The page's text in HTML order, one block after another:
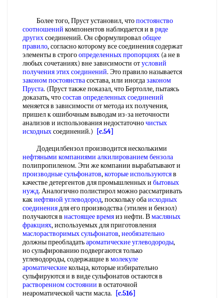
Более того, Пруст установил, чтопостоянство
соотношений компонентов наблюдается и в ряде
другихсоединений. Он сформулировалобщее
правило, согласно которому все соединения содержат
элементы в строгоопределенных пропорциях (а не в
любых сочетаниях) вне зависимости отусловий
полученияэтих соединений. Это правило называется
законом постоянствасостава, или иногдазаконом
Пруста. (Пруст также показал, что Бертолле, пытаясь
доказать, чтосостав определенных соединений
меняется в зависимости от метода их получения,
пришел к ошибочным выводам из-за неточности
анализов и использования недостаточночистых
исходныхсоединений.)
[c.54]
Додецилбензол производится несколькими
нефтяными компаниями алкилированием бензола
полипропиленом. Эти же компании вырабатывают и
производные сульфонатов,которые используютсяв
качестве детергентов для промышленных и бытовых
нужд. Аналогично полистирол можно рассматривать
какнефтяной углеводород, поскольку обаисходных
соединениядля его производства (этилен и бензол)
получаются в настоящее времяиз нефти. Вмасляных
фракциях, используемых для приготовления
маслорастворимых сульфонатов,необязательно
должны преобладатьароматические углеводороды,
но сульфированию подвергаются только
углеводороды, содержащие в молекуле
ароматическиекольца, которые избирательно
сульфируются и в виде сульфонатов остаются в
растворенном состоянии в остаточной
неароматической части масла.
[c.516]